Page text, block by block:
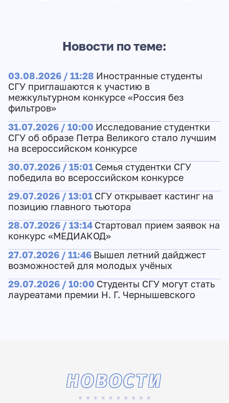
Новости по теме:
03.08.2026 / 11:28 Иностранные студенты
СГУ приглашаются к участию в
межкультурном конкурсе «Россия без
фильтров»
31.07.2026 / 10:00 Исследование студентки
СГУ об образе Петра Великого стало лучшим
на всероссийском конкурсе
30.07.2026 / 15:01 Семья студентки СГУ
победила во всероссийском конкурсе
29.07.2026 / 13:01 СГУ открывает кастинг на
позицию главного тьютора
28.07.2026 / 13:14 Стартовал прием заявок на
конкурс «МЕДИАКОД»
27.07.2026 / 11:46 Вышел летний дайджест
возможностей для молодых учёных
29.07.2026 / 10:00 Студенты СГУ могут стать
лауреатами премии Н. Г. Чернышевского
НОВОСТИ